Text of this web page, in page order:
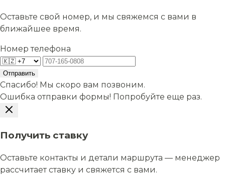
Оставьте свой номер, и мы свяжемся с вами в
ближайшее время.
Номер телефона
Отправить
Спасибо! Мы скоро вам позвоним.
Ошибка отправки формы! Попробуйте еще раз.
Получить ставку
Оставьте контакты и детали маршрута — менеджер
рассчитает ставку и свяжется с вами.